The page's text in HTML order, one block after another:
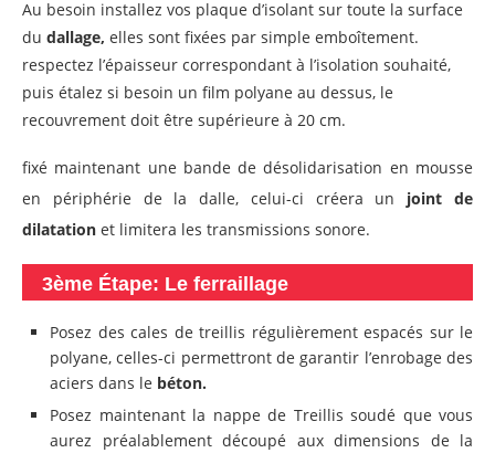
Au besoin installez vos plaque d’isolant sur toute la surface
du dallage, elles sont fixées par simple emboîtement.
respectez l’épaisseur correspondant à l’isolation souhaité,
puis étalez si besoin un film polyane au dessus, le
recouvrement doit être supérieure à 20 cm.
fixé maintenant une bande de désolidarisation en mousse
en périphérie de la dalle, celui-ci créera un joint de
dilatation et limitera les transmissions sonore.
3ème Étape: Le ferraillage
Posez des cales de treillis régulièrement espacés sur le
polyane, celles-ci permettront de garantir l’enrobage des
aciers dans le béton.
Posez maintenant la nappe de Treillis soudé que vous
aurez préalablement découpé aux dimensions de la